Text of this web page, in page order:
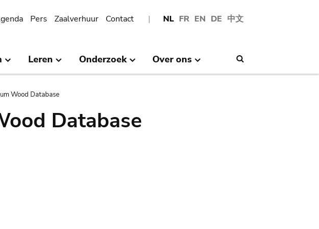
NL FR EN DE 中文
Pers Zaalverhuur Contact
Leren Onderzoek Over ons
Wood Database
Database